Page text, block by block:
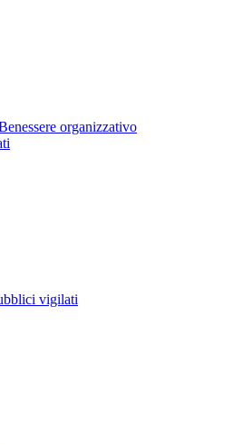
organizzativo
vigilati